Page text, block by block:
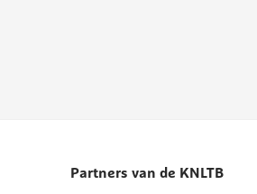
Partners van de KNLTB